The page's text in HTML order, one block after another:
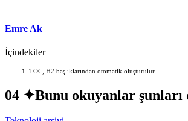
Emre Ak
İçindekiler
TOC, H2 başlıklarından otomatik oluşturulur.
04 ✦Bunu okuyanlar şunları